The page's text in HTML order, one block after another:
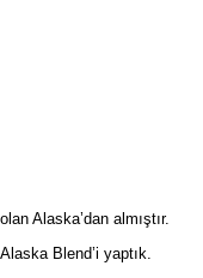
Alaska’dan almıştır.
Blend’i yaptık.